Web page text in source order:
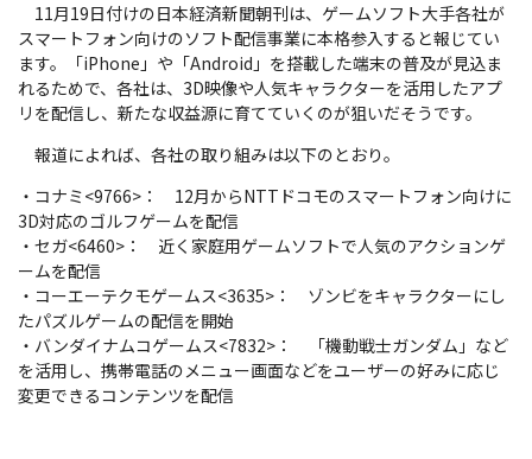
11月19日付けの日本経済新聞朝刊は、ゲームソフト大手各社が
スマートフォン向けのソフト配信事業に本格参入すると報じてい
ます。「iPhone」や「Android」を搭載した端末の普及が見込ま
れるためで、各社は、3D映像や人気キャラクターを活用したアプ
リを配信し、新たな収益源に育てていくのが狙いだそうです。
報道によれば、各社の取り組みは以下のとおり。
・コナミ<9766>： 12月からNTTドコモのスマートフォン向けに
3D対応のゴルフゲームを配信
・セガ<6460>： 近く家庭用ゲームソフトで人気のアクションゲ
ームを配信
・コーエーテクモゲームス<3635>： ゾンビをキャラクターにし
たパズルゲームの配信を開始
・バンダイナムコゲームス<7832>： 「機動戦士ガンダム」など
を活用し、携帯電話のメニュー画面などをユーザーの好みに応じ
変更できるコンテンツを配信